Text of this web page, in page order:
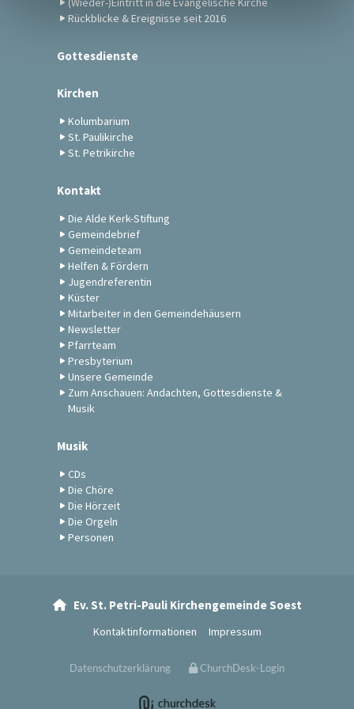
Rückblicke & Ereignisse seit 2016
Gottesdienste
Kirchen
Kolumbarium
St. Paulikirche
St. Petrikirche
Kontakt
Die Alde Kerk-Stiftung
Gemeindebrief
Gemeindeteam
Helfen & Fördern
Jugendreferentin
Küster
Mitarbeiter in den Gemeindehäusern
Newsletter
Pfarrteam
Presbyterium
Unsere Gemeinde
Zum Anschauen: Andachten, Gottesdienste &
Musik
Musik
CDs
Die Chöre
Die Hörzeit
Die Orgeln
Personen
Ev. St. Petri-Pauli Kirchengemeinde Soest
Kontaktinformationen Impressum
Datenschutzerklärung ChurchDesk-Login